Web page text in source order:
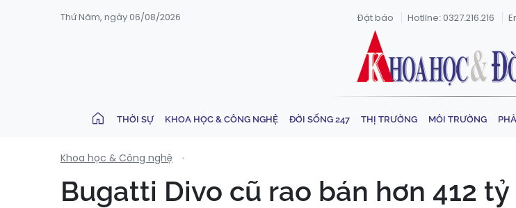
Thứ Năm, ngày 06/08/2026 Đặt báo Hotline: 0327.216.216
THỜI SỰ KHOA HỌC & CÔNG NGHỆ ĐỜI SỐNG 247 THỊ TRƯỜNG MÔI TRƯỜNG
Khoa học & Công nghệ
Bugatti Divo cũ rao bán hơn 412